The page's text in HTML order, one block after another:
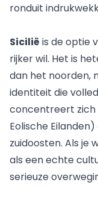
ronduit
Sicilië is de optie
rijker wil. Het is
dan het noorden,
identiteit die
concentreert zich
Eolische
zuidoosten. Als je
als een echte
serieuze